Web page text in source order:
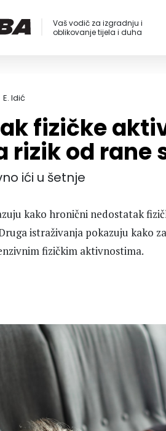
Vaš vodič za izgradnju i
oblikovanje tijela i duha
E. Idić
fizičke
rizik od rane
ići u šetnje
kako hronični nedostatak
istraživanja pokazuju kako
fizičkim aktivnostima.